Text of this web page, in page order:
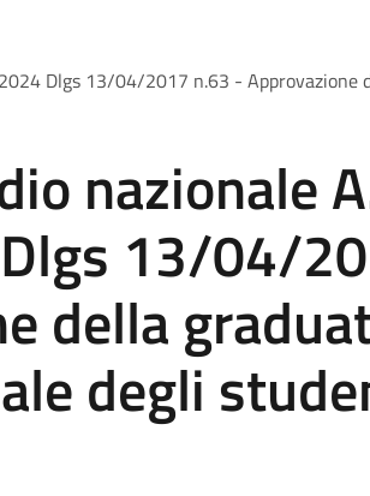
Dlgs 13/04/2017 n.63 -
nazionale
13/04/
della
degli